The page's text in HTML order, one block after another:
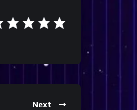
Next